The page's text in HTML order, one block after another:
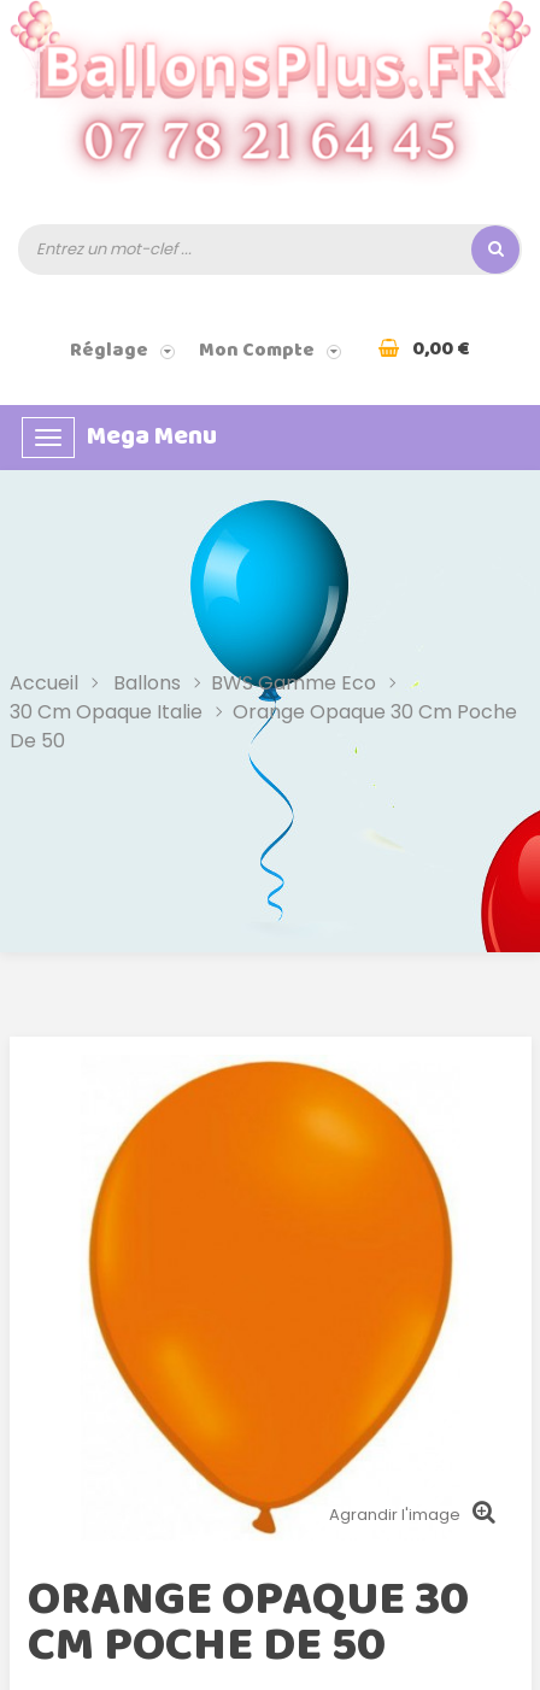
Réglage Mon Compte 0,00 €
Basculer
la
Mega Menu
Accueil Ballons
BWS Gamme Eco
30 Cm Opaque Italie
Orange Opaque 30 Cm Poche
De 50
Agrandir l'image
ORANGE OPAQUE 30
CM POCHE DE 50